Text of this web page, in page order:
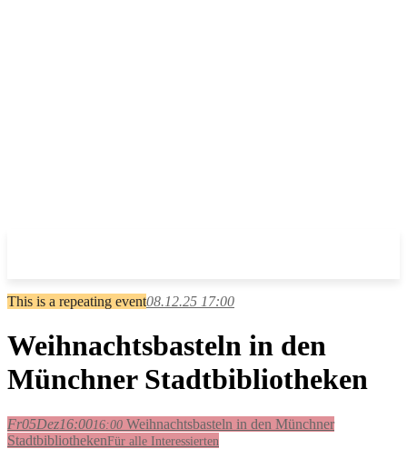
This is a repeating event08.12.25 17:00
Weihnachtsbasteln in den
Münchner Stadtbibliotheken
Fr05Dez16:0016:00 Weihnachtsbasteln in den Münchner
StadtbibliothekenFür alle Interessierten